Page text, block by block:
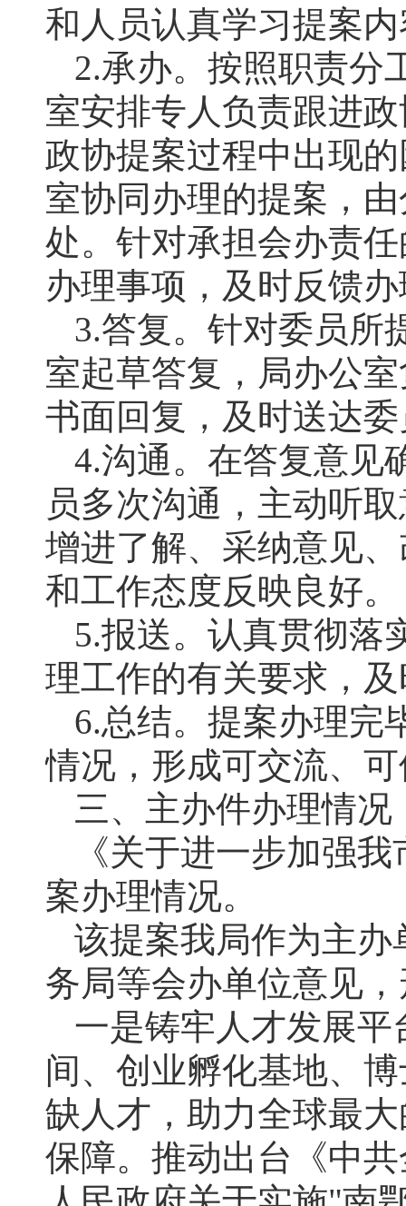
和人员认真学习提案
2.承办。按照职责分
室安排专人负责跟进
政协提案过程中出现
室协同办理的提案，
处。针对承担会办责
办理事项，及时反馈
3.答复。针对委员所
室起草答复，局办公
书面回复，及时送达
4.沟通。在答复意见
员多次沟通，主动听
增进了解、采纳意见
和工作态度反映良好。
5.报送。认真贯彻落
理工作的有关要求，
6.总结。提案办理完
情况，形成可交流、
三、主办件办理情况
《关于进一步加强
案办理情况。
该提案我局作为主
务局等会办单位意见
一是铸牢人才发展
间、创业孵化基地、
缺人才，助力全球最
保障。推动出台《中